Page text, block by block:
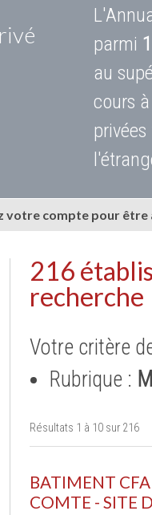
parmi
au
cours
votre compte pour
216
recherche
Votre critère
Rubrique :
Résultats 1 à 10 sur 216
BATIMENT
COMTE - SITE